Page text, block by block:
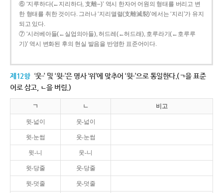
⑥ ‘지루하다(←지리하다, 支離--)’ 역시 한자어 어원의 형태를 버리고 변
한 형태를 취한 것이다. 그러나 ‘지리멸렬(支離滅裂)’에서는 ‘지리’가 유지
되고 있다.
⑦ ‘시러베아들(←실업의아들), 허드레(←허드래), 호루라기(←호루루
기)’ 역시 변화된 후의 현실 발음을 반영한 표준어이다.
제12항 ‘웃-’ 및 ‘윗-’은 명사 ‘위’에 맞추어 ‘윗-’으로 통일한다.(ㄱ을 표준
어로 삼고, ㄴ을 버림.)
ㄱ ㄴ 비고
윗-넓이 웃-넓이
윗-눈썹 웃-눈썹
윗-니 웃-니
윗-당줄 웃-당줄
윗-덧줄 웃-덧줄